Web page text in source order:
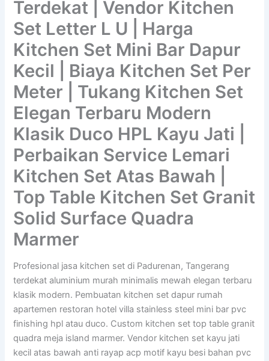
Terdekat | Vendor Kitchen
Set Letter L U | Harga
Kitchen Set Mini Bar Dapur
Kecil | Biaya Kitchen Set Per
Meter | Tukang Kitchen Set
Elegan Terbaru Modern
Klasik Duco HPL Kayu Jati |
Perbaikan Service Lemari
Kitchen Set Atas Bawah |
Top Table Kitchen Set Granit
Solid Surface Quadra
Marmer
Profesional jasa kitchen set di Padurenan, Tangerang
terdekat aluminium murah minimalis mewah elegan terbaru
klasik modern. Pembuatan kitchen set dapur rumah
apartemen restoran hotel villa stainless steel mini bar pvc
finishing hpl atau duco. Custom kitchen set top table granit
quadra meja island marmer. Vendor kitchen set kayu jati
kecil atas bawah anti rayap acp motif kayu besi bahan pvc